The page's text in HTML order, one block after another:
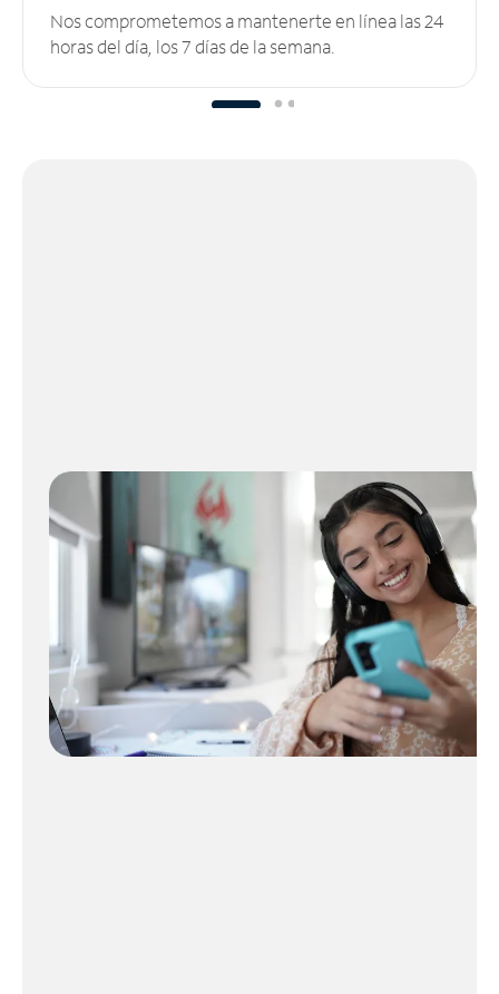
Nos comprometemos a mantenerte en línea las 24
horas del día, los 7 días de la semana.